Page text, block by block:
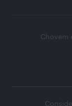
Chovem